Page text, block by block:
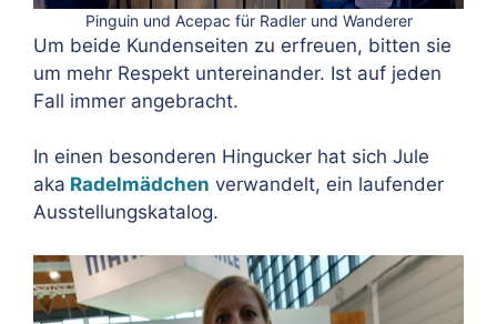
Pinguin und Acepac für Radler und Wanderer
Um beide Kundenseiten zu erfreuen, bitten sie
um mehr Respekt untereinander. Ist auf jeden
Fall immer angebracht.
In einen besonderen Hingucker hat sich Jule
aka Radelmädchen verwandelt, ein laufender
Ausstellungskatalog.